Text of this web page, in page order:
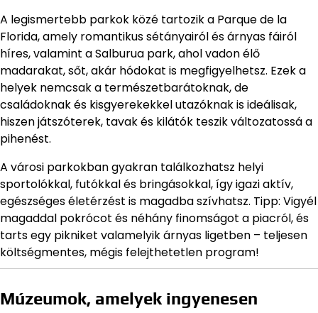
A legismertebb parkok közé tartozik a Parque de la
Florida, amely romantikus sétányairól és árnyas fáiról
híres, valamint a Salburua park, ahol vadon élő
madarakat, sőt, akár hódokat is megfigyelhetsz. Ezek a
helyek nemcsak a természetbarátoknak, de
családoknak és kisgyerekekkel utazóknak is ideálisak,
hiszen játszóterek, tavak és kilátók teszik változatossá a
pihenést.
A városi parkokban gyakran találkozhatsz helyi
sportolókkal, futókkal és bringásokkal, így igazi aktív,
egészséges életérzést is magadba szívhatsz. Tipp: Vigyél
magaddal pokrócot és néhány finomságot a piacról, és
tarts egy pikniket valamelyik árnyas ligetben – teljesen
költségmentes, mégis felejthetetlen program!
Múzeumok, amelyek ingyenesen